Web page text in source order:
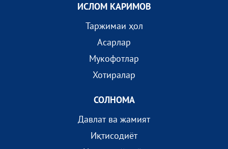
ИСЛОМ КАРИМОВ
Таржимаи ҳол
Асарлар
Мукофотлар
Хотиралар
СОЛНОМА
Давлат ва жамият
Иқтисодиёт